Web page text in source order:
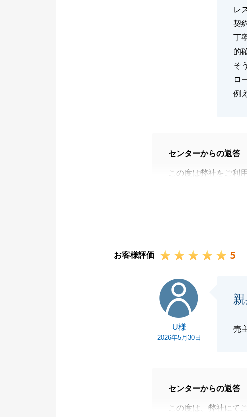
レ
契
丁
的
そ
ロ
例
センターからの返答
この度は弊社をご利
いて貴重なご意見を
ご指摘いただいた部
また何かご相談がご
お客様評価 5
U様
2026年5月30日
売
センターからの返答
この度は、弊社にて